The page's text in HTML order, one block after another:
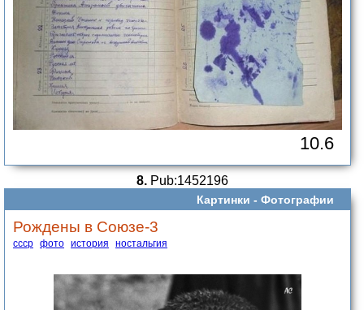
10.6
8.Pub:1452196
Картинки - Фотографии
Рождены в Союзе-3
ссср фото история ностальгия